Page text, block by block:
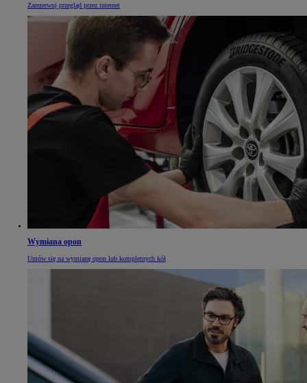
Zarezerwuj przegląd przez internet
Wymiana opon
Umów się na wymianę opon lub kompletnych kół